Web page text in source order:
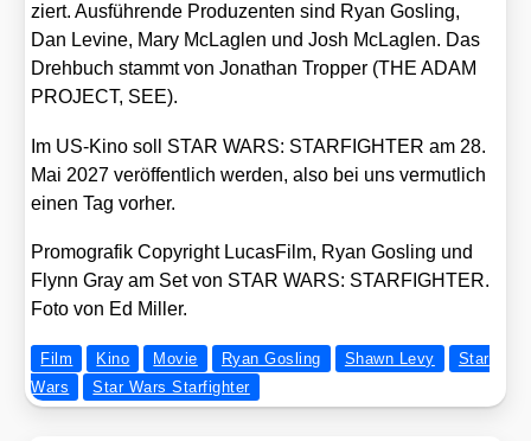
ziert. Aus­füh­ren­de Pro­du­zen­ten sind Ryan Gosling,
Dan Levi­ne, Mary McLag­len und Josh McLag­len. Das
Dreh­buch stammt von Jona­than Trop­per (THE ADAM
PROJECT, SEE).
Im US-Kino soll STAR WARS: STARFIGHTER am 28.
Mai 2027 ver­öf­fent­lich wer­den, also bei uns ver­mut­lich
einen Tag vor­her.
Pro­mo­gra­fik Copy­right Lucas­Film, Ryan Gosling und
Flynn Gray am Set von STAR WARS: STARFIGHTER.
Foto von Ed Mil­ler.
Film Kino Movie Ryan Gosling Shawn Levy
Star
Wars
Star Wars Starfighter